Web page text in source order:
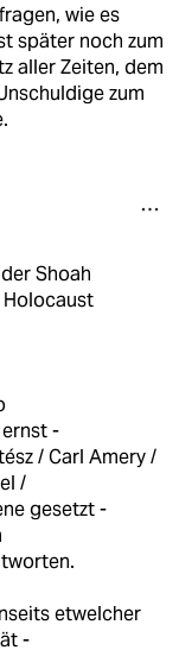
wie es
später noch zum
aller Zeiten, dem
zum
Shoah
-
/ Carl Amery /
/
gesetzt -
etwelcher
-